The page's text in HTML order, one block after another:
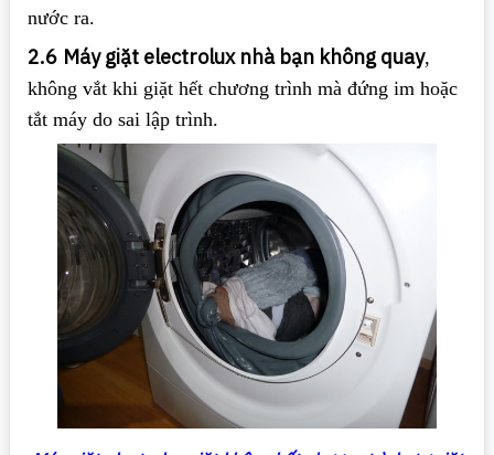
nước ra.
2.6 Máy giặt electrolux nhà bạn không quay,
không vắt khi giặt hết chương trình mà đứng im hoặc
tắt máy do sai lập trình.